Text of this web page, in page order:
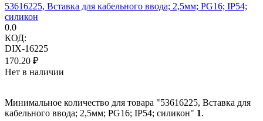
53616225, Вставка для кабельного ввода; 2,5мм; PG16; IP54;
силикон
0.0
КОД:
DIX-16225
170.20 ₽
Нет в наличии
Минимальное количество для товара "53616225, Вставка для
кабельного ввода; 2,5мм; PG16; IP54; силикон" 1.